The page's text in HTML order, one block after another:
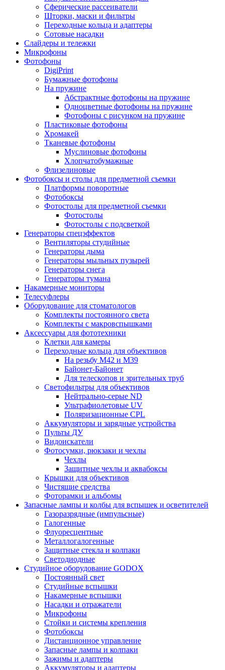
Сферические рассеиватели
Шторки, маски и фильтры
Переходные кольца и адаптеры
Сотовые насадки
Слайдеры и тележки
Микрофоны
Фотофоны
DigiPrint
Бумажные фотофоны
На пружине
Абстрактные фотофоны на пружине
Одноцветные фотофоны на пружине
Фотофоны с рисунком на пружине
Пластиковые фотофоны
Хромакей
Тканевые фотофоны
Муслиновые фотофоны
Хлопчатобумажные
Флизелиновые
Фотобоксы и столы для предметной съемки
Платформы поворотные
Фотобоксы
Фотостолы для предметной съемки
Фотостолы
Фотостолы с подсветкой
Генераторы спецэффектов
Вентиляторы студийные
Генераторы дыма
Генераторы мыльных пузырей
Генераторы снега
Генераторы тумана
Накамерные мониторы
Телесуфлеры
Оборудование для стоматологов
Комплекты постоянного света
Комплекты с макровспышками
Аксессуары для фототехники
Клетки для камеры
Переходные кольца для объективов
На резьбу М42 и М39
Байонет-Байонет
Для телескопов и зрительных труб
Светофильтры для объективов
Нейтрально-серые ND
Ультрафиолетовые UV
Поляризационные CPL
Аккумуляторы и зарядные устройства
Пульты ДУ
Видоискатели
Фотосумки, рюкзаки и чехлы
Чехлы
Защитные чехлы и аквабоксы
Крышки для объективов
Чистящие средства
Фоторамки и альбомы
Запасные лампы и колбы для вспышек и осветителей
Газоразрядные (импульсные)
Галогенные
Флуоресцентные
Металлогалогенные
Защитные стекла и колпаки
Светодиодные
Студийное оборудование GODOX
Постоянный свет
Студийные вспышки
Накамерные вспышки
Насадки и отражатели
Микрофоны
Стойки и системы крепления
Фотобоксы
Дистанционное управление
Запасные лампы и колпаки
Зажимы и адаптеры
Аккумуляторы и адаптеры